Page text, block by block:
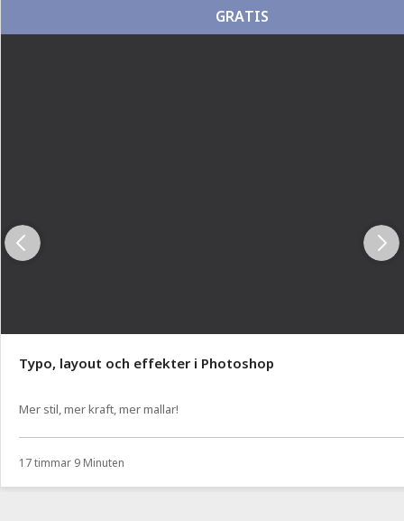
GRATIS
Typo, layout och effekter i Photoshop
Mer stil, mer kraft, mer mallar!
17 timmar 9 Minuten